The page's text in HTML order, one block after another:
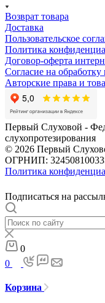
Возврат товара
Доставка
Пользовательское
Политика
Договор-оферта
Согласие на
Авторские права и
Первый Слуховой -
слухопротезирования
© 2026 Первый
ОГРНИП:
Политика
Подписаться на
0
0
Корзина